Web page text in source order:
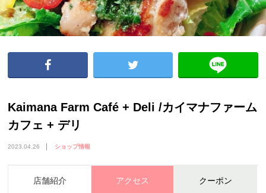
Kaimana Farm Café + Deli /カイマナファーム
カフェ + デリ
2023.04.26 ショップ情報
店舗紹介 アクセス クーポン